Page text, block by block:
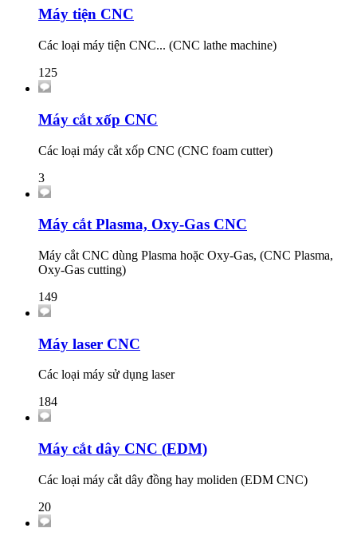
Máy tiện CNC
Các loại máy tiện CNC... (CNC lathe machine)
125
Máy cắt xốp CNC
Các loại máy cắt xốp CNC (CNC foam cutter)
3
Máy cắt Plasma, Oxy-Gas CNC
Máy cắt CNC dùng Plasma hoặc Oxy-Gas, (CNC Plasma,
Oxy-Gas cutting)
149
Máy laser CNC
Các loại máy sử dụng laser
184
Máy cắt dây CNC (EDM)
Các loại máy cắt dây đồng hay moliden (EDM CNC)
20